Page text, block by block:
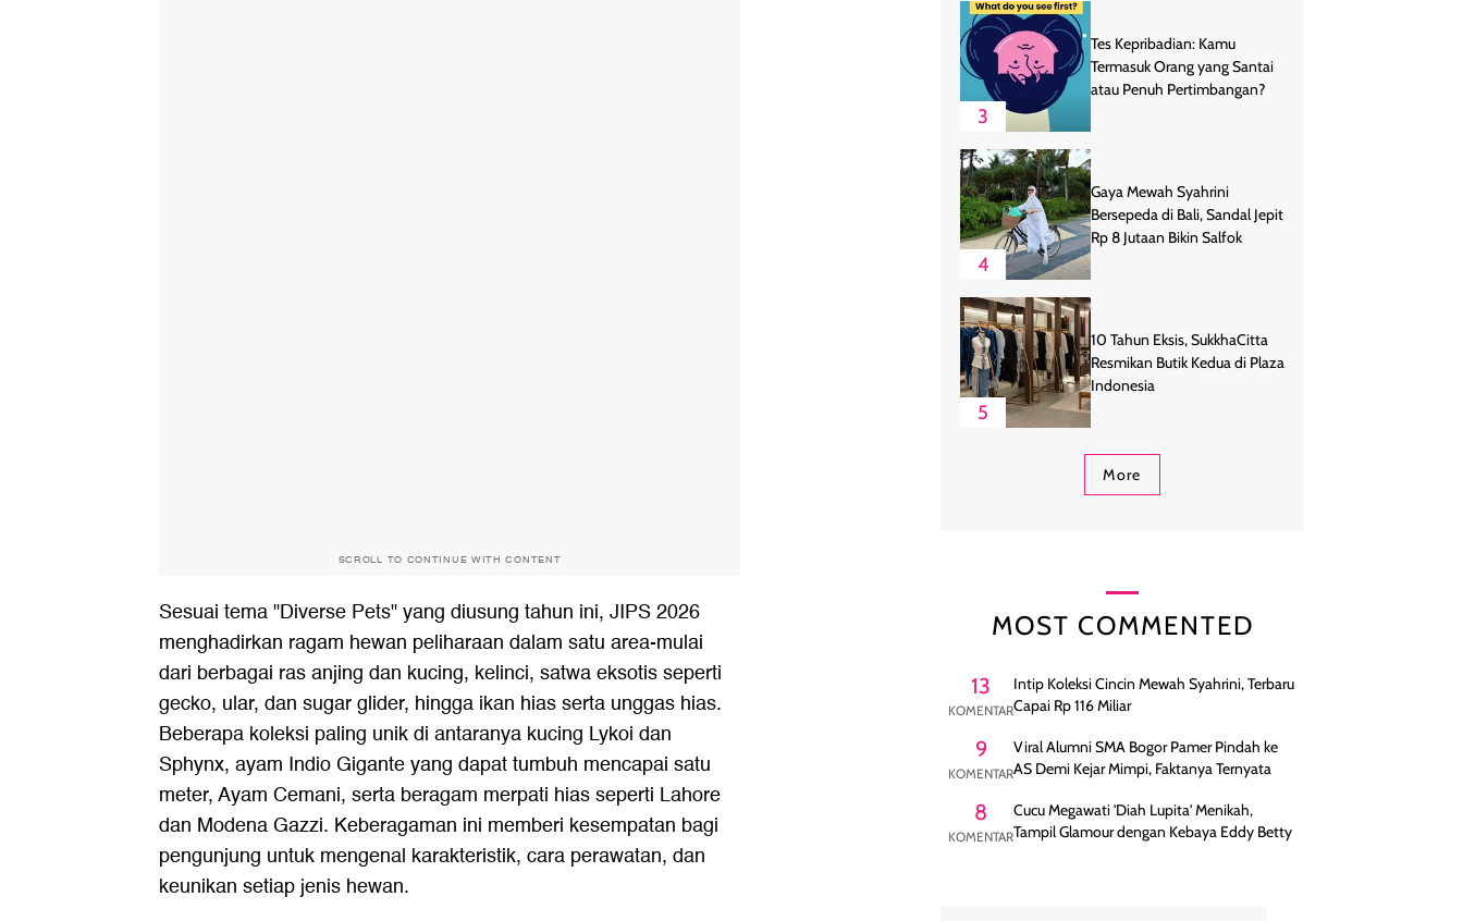
SCROLL TO CONTINUE WITH CONTENT
Sesuai tema "Diverse Pets" yang diusung tahun ini, JIPS 2026
menghadirkan ragam hewan peliharaan dalam satu area-mulai
dari berbagai ras anjing dan kucing, kelinci, satwa eksotis seperti
gecko, ular, dan sugar glider, hingga ikan hias serta unggas hias.
Beberapa koleksi paling unik di antaranya kucing Lykoi dan
Sphynx, ayam Indio Gigante yang dapat tumbuh mencapai satu
meter, Ayam Cemani, serta beragam merpati hias seperti Lahore
dan Modena Gazzi. Keberagaman ini memberi kesempatan bagi
pengunjung untuk mengenal karakteristik, cara perawatan, dan
keunikan setiap jenis hewan.
3
Tes Kepribadian: Kamu
Termasuk Orang yang Santai
atau Penuh Pertimbangan?
4
Gaya Mewah Syahrini
Bersepeda di Bali, Sandal Jepit
Rp 8 Jutaan Bikin Salfok
5
10 Tahun Eksis, SukkhaCitta
Resmikan Butik Kedua di Plaza
Indonesia
More
MOST COMMENTED
13
KOMENTAR
Intip Koleksi Cincin Mewah Syahrini, Terbaru
Capai Rp 116 Miliar
9
KOMENTAR
Viral Alumni SMA Bogor Pamer Pindah ke
AS Demi Kejar Mimpi, Faktanya Ternyata
8
KOMENTAR
Cucu Megawati 'Diah Lupita' Menikah,
Tampil Glamour dengan Kebaya Eddy Betty